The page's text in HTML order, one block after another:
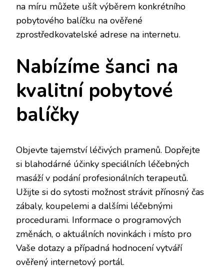
na míru můžete ušít výběrem konkrétního
pobytového balíčku na ověřené
zprostředkovatelské adrese na internetu.
Nabízíme šanci na
kvalitní pobytové
balíčky
Objevte tajemství léčivých pramenů. Dopřejte
si blahodárné účinky speciálních léčebných
masáží v podání profesionálních terapeutů.
Užijte si do sytosti možnost strávit přínosný čas
zábaly, koupelemi a dalšími léčebnými
procedurami. Informace o programových
změnách, o aktuálních novinkách i místo pro
Vaše dotazy a případná hodnocení vytváří
ověřený internetový portál.